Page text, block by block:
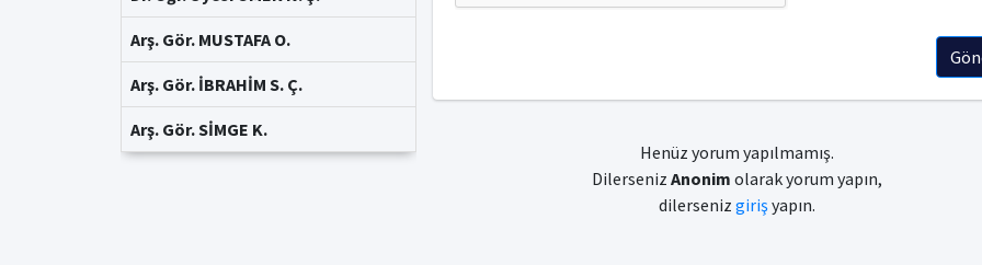
Arş. Gör. MUSTAFA O.
Arş. Gör. İBRAHİM S. Ç.
Arş. Gör. SİMGE K.
Henüz yorum yapılmamış.
Dilerseniz Anonim olarak yorum yapın,
dilerseniz girişyapın.